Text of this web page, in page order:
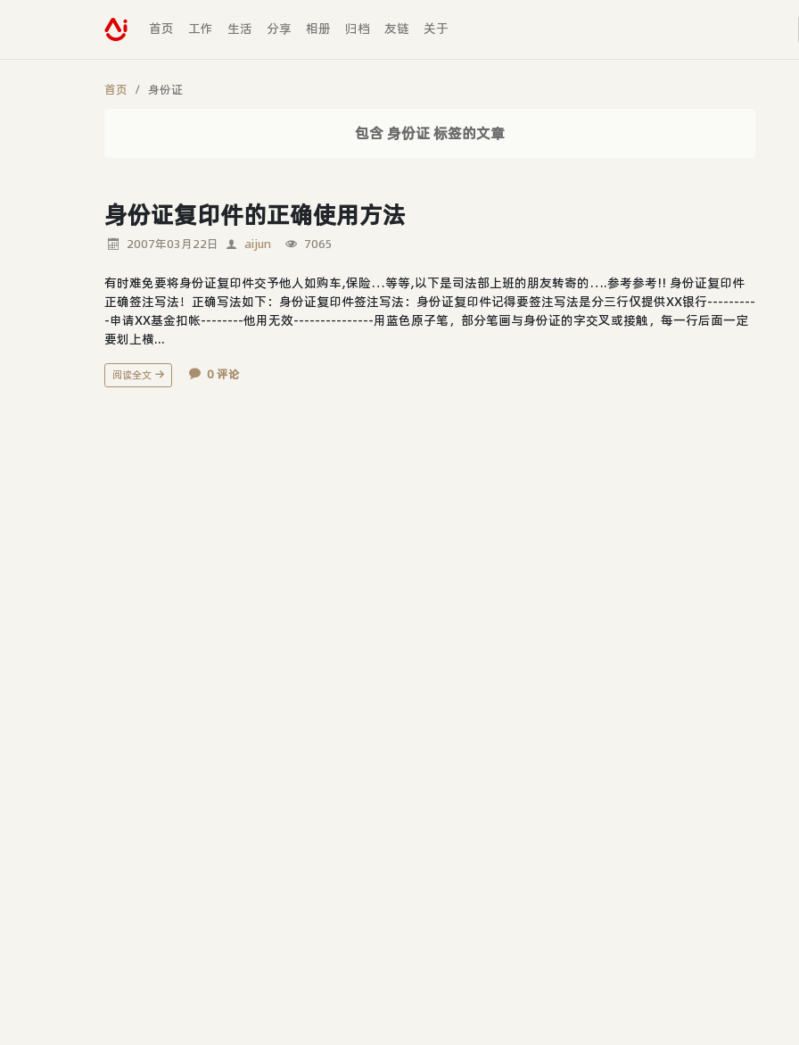
首页 工作 生活 分享 相册 归档 友链 关于
首页 身份证
包含 身份证 标签的文章
身份证复印件的正确使用方法
2007年03月22日 aijun 7065
有时难免要将身份证复印件交予他人如购车,保险…等等,以下是司法部上班的朋友转寄的….参考参考!! 身份证复印件
正确签注写法！正确写法如下：身份证复印件签注写法：身份证复印件记得要签注写法是分三行仅提供XX银行---------
-申请XX基金扣帐--------他用无效---------------用蓝色原子笔，部分笔画与身份证的字交叉或接触，每一行后面一定
要划上横...
阅读全文 0 评论